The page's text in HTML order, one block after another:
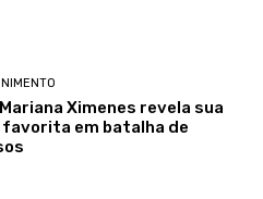
Ximenes revela sua
favorita em batalha de